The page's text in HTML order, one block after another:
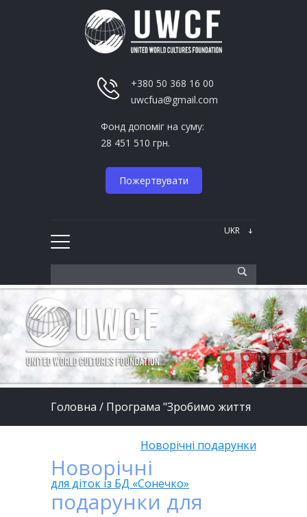
+380 50 368 16 00
uwcfua@gmail.com
Фонд допоміг на суму:
28 451 510 грн.
Пожертвувати
Головна / Програма "Зробимо життя
Новорічні подарунки
для діток із БД «Сонечко»
Новорічні
подарунки для